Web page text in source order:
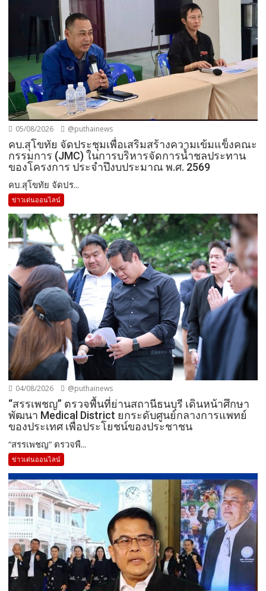
05/08/2026 @puthainews
คบ.สุโขทัย จัดประชุมเพื่อเสริมสร้างความเข้มแข็งคณะ
กรรมการ (JMC) ในการบริหารจัดการน้ำชลประทาน
ของโครงการ ประจำปึงบประมาณ พ.ศ. 2569
คบ.สุโขทัย จัดปร...
ข่าวเด่นออนไลน์
04/08/2026 @puthainews
“สรรเพชญ” ตรวจพื้นที่ย่านสถานีธนบุรี เดินหน้าศึกษา
พัฒนา Medical District ยกระดับศูนย์กลางการแพทย์
ของประเทศ เพื่อประโยชน์ของประชาชน
“สรรเพชญ” ตรวจพื...
ข่าวเด่นออนไลน์